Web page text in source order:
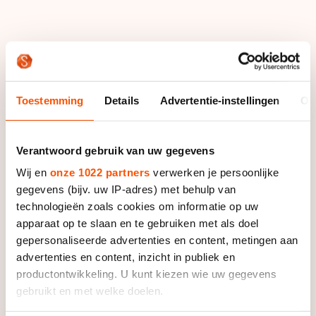
Toestemming Details Advertentie-instellingen
Verantwoord gebruik van uw gegevens
Wij en onze 1022 partners verwerken je persoonlijke
gegevens (bijv. uw IP-adres) met behulp van
technologieën zoals cookies om informatie op uw
apparaat op te slaan en te gebruiken met als doel
gepersonaliseerde advertenties en content, metingen aan
advertenties en content, inzicht in publiek en
productontwikkeling. U kunt kiezen wie uw gegevens
gebruikt en met welke doelen.
Simpel gesteld is het niet verbazingwekkend te
noemen dat Douwe de Vries de proloog op zijn naam
wereldtop op de langebaan op vijf en tien kilometer,
en reed de afgelopen weken in het World Cupcircuit.
Maar één en één is geen twee, stelde De Vries. ''Dit is
toch echt weer heel iets anders dan het ijs van
Astana’’, zei hij met een lach. ''Dan moet je toch
behoorlijk omschakelen.’’
Maar De Vries had ook genoten. ''Zo rijden in het
donker, dat is echt kicken. Ik vond het machtig mooi.
Dan weer licht, dan weer donker; dat heeft echt wat.
En ik ben blij dat er voor gekozen is proloog en